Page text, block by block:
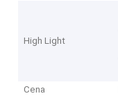
High Light
Cena